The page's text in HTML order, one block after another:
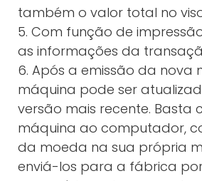
também o valor total no
5. Com função de
as informações da
6. Após a emissão da nova
máquina pode ser
versão mais recente. Basta
máquina ao computador,
da moeda na sua própria
enviá-los para a fábrica